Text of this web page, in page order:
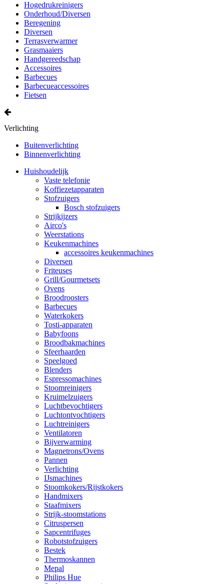
Hogedrukreinigers
Onderhoud/Diversen
Beregening
Diversen
Terrasverwarmer
Grasmaaiers
Handgereedschap
Accessoires
Barbecues
Barbecueaccessoires
Fietsen
Verlichting
Buitenverlichting
Binnenverlichting
Huishoudelijk
Vaste telefonie
Koffiezetapparaten
Stofzuigers
Bosch stofzuigers
Strijkijzers
Airco's
Weerstations
Keukenmachines
accessoires keukenmachines
Diversen
Friteuses
Grill/Gourmetsets
Ovens
Broodroosters
Barbecues
Waterkokers
Tosti-apparaten
Babyfoons
Broodbakmachines
Sfeerhaarden
Speelgoed
Blenders
Espressomachines
Stoomreinigers
Kruimelzuigers
Luchtbevochtigers
Luchtontvochtigers
Luchtreinigers
Ventilatoren
Bijverwarming
Magnetrons/Ovens
Pannen
Verlichting
IJsmachines
Stoomkokers/Rijstkokers
Handmixers
Staafmixers
Strijk-stoomstations
Citruspersen
Sapcentrifuges
Robotstofzuigers
Bestek
Thermoskannen
Mepal
Philips Hue